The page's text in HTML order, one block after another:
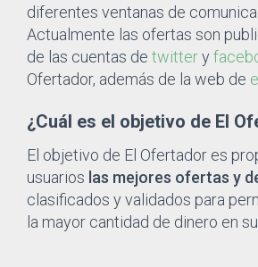
diferentes ventanas de
Actualmente las ofertas son
de las cuentas de twittery
Ofertador, además de la web de
¿Cuál es el objetivo de El
El objetivo de El Ofertador es
usuarios las mejores ofertas y
clasificados y validados para
la mayor cantidad de dinero en